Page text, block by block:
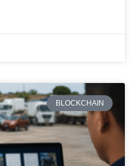
BLOCKCHAIN